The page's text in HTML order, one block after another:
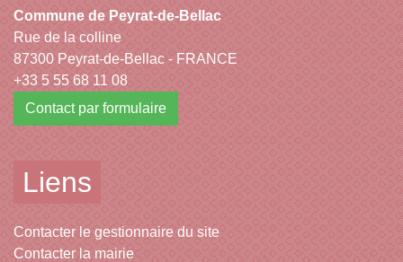
Commune de Peyrat-de-Bellac
Rue de la colline
87300 Peyrat-de-Bellac - FRANCE
+33 5 55 68 11 08
Contact par formulaire
Liens
Contacter le gestionnaire du site
Contacter la mairie